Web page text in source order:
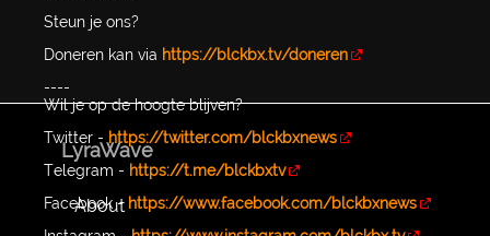
Steun je ons?
Doneren kan via https://blckbx.tv/doneren
----
Wil je op de hoogte blijven?
Twitter -https://twitter.com/blckbxnews
Telegram - https://t.me/blckbxtv
Facebook - https://www.facebook.com/blckbxnews
LyraWave
About